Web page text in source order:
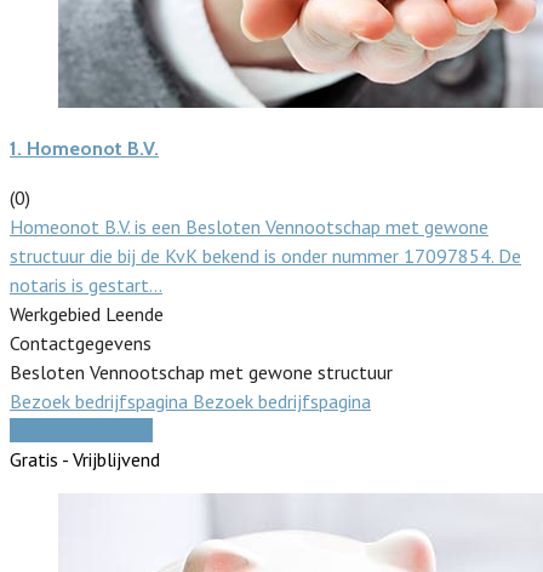
1. Homeonot B.V.
(0)
Homeonot B.V. is een Besloten Vennootschap met gewone
structuur die bij de KvK bekend is onder nummer 17097854. De
notaris is gestart…
Werkgebied Leende
Contactgegevens
Besloten Vennootschap met gewone structuur
Bezoek bedrijfspagina Bezoek bedrijfspagina
Gratis - Vrijblijvend